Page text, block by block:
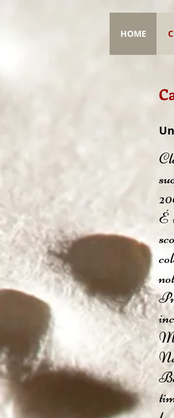
HOME
É